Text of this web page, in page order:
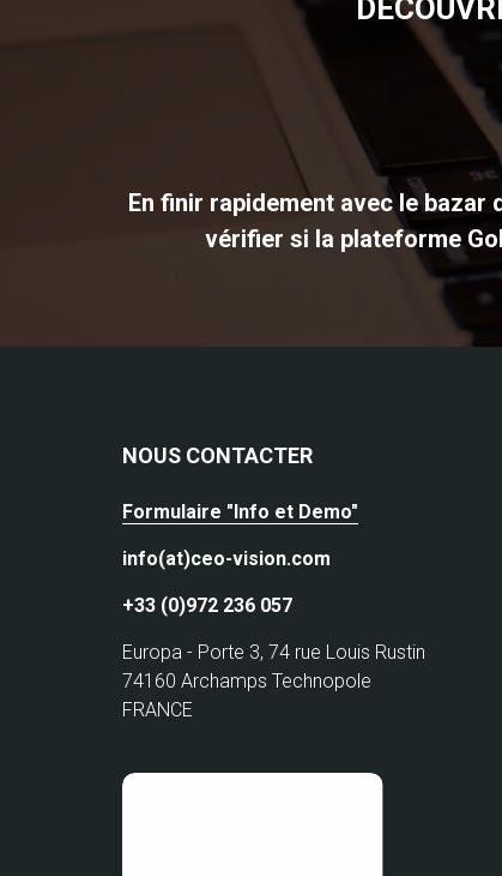
En finir rapidement avec le
vérifier si la plateforme
NOUS CONTACTER
Formulaire "Info et Demo"
info(at)ceo-vision.com
+33 (0)972 236 057
Europa - Porte 3, 74 rue Louis Rustin
74160 Archamps Technopole
FRANCE